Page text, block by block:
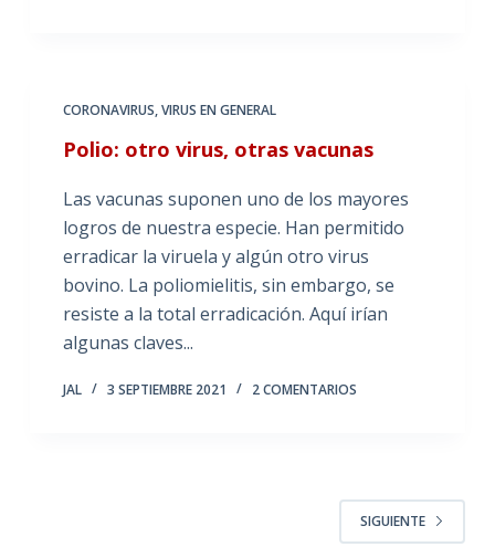
CORONAVIRUS,VIRUS EN GENERAL
Polio: otro virus, otras vacunas
Las vacunas suponen uno de los mayores
logros de nuestra especie. Han permitido
erradicar la viruela y algún otro virus
bovino. La poliomielitis, sin embargo, se
resiste a la total erradicación. Aquí irían
algunas claves...
JAL 3 SEPTIEMBRE 2021 2 COMENTARIOS
SIGUIENTE